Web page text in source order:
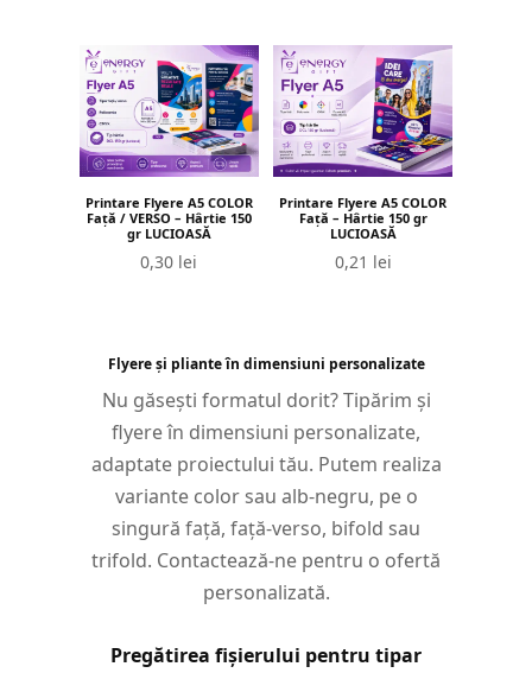
Printare Flyere A5 COLOR
Față / VERSO – Hârtie 150
gr LUCIOASĂ
0,30 lei
Printare Flyere A5 COLOR
Față – Hârtie 150 gr
LUCIOASĂ
0,21 lei
Flyere și pliante în dimensiuni personalizate
Nu găsești formatul dorit? Tipărim și
flyere în dimensiuni personalizate,
adaptate proiectului tău. Putem realiza
variante color sau alb-negru, pe o
singură față, față-verso, bifold sau
trifold. Contactează-ne pentru o ofertă
personalizată.
Pregătirea fișierului pentru tipar